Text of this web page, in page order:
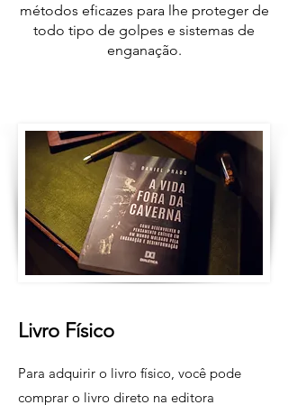
métodos eficazes para lhe proteger de
todo tipo de golpes e sistemas de
enganação.
Livro Físico
Para adquirir o livro físico, você pode
comprar o livro direto na editora